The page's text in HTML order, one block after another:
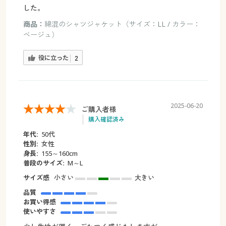
した。
商品： 綿混のシャツジャケット（サイズ：LL / カラー：
ベージュ）
役に立った 2
ご購入者様
購入確認済み
2025-06-20
年代: 50代
性別: 女性
身長: 155～160cm
普段のサイズ: M～L
サイズ感 小さい
大きい
品質
お買い得感
使いやすさ